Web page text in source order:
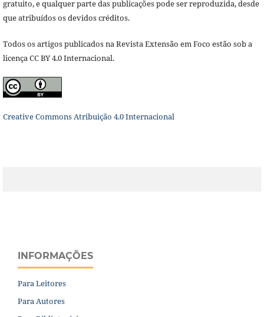
gratuito, e qualquer parte das publicações pode ser reproduzida, desde
que atribuídos os devidos créditos.
Todos os artigos publicados na Revista Extensão em Foco estão sob a
licença CC BY 4.0 Internacional.
Creative Commons Atribuição 4.0 Internacional
INFORMAÇÕES
Para Leitores
Para Autores